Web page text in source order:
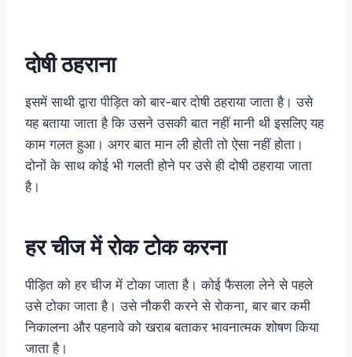
दोषी ठहराना
इसमें साथी द्वारा पीड़ित को बार-बार दोषी ठहराया जाता है। उसे
यह बताया जाता है कि उसने उसकी बात नहीं मानी थी इसलिए यह
काम गलत हुआ। अगर बात मान ली होती तो ऐसा नहीं होता।
दोनों के साथ कोई भी गलती होने पर उसे ही दोषी ठहराया जाता
है।
हर चीज में रोक टोक करना
पीड़ित को हर चीज में टोका जाता है। कोई फैसला लेने से पहले
उसे टोका जाता है। उसे नौकरी करने से रोकना, बार बार कमी
निकालना और पहनावे को खराब बताकर भावनात्मक शोषण किया
जाता है।